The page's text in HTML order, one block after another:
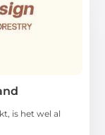
is het wel al